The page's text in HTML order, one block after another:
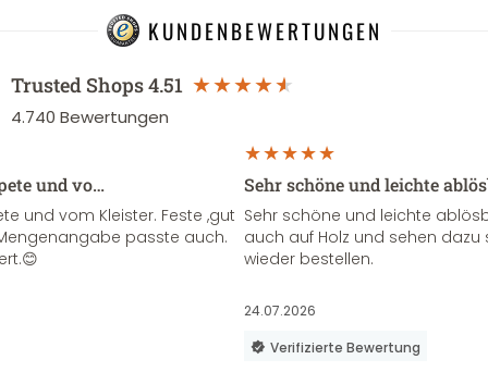
KUNDENBEWERTUNGEN
Trusted Shops4.51
4.740 Bewertungen
und vo…
und vom Kleister. Feste ,gut
passte auch.
Sehr schöne und leichte
Sehr schöne und leichte
auch auf Holz und sehen
wieder bestellen.
24.07.2026
Verifizierte Bewertung